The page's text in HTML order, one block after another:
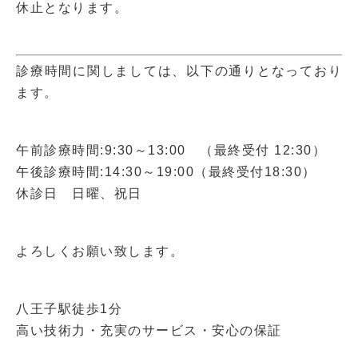
休止となります。
診療時間に関しましては、以下の通りとなっており
ます。
午前診療時間:9:30～13:00 （最終受付 12:30）
午後診療時間:14:30～19:00（最終受付18:30）
休診日 日曜、祝日
よろしくお願い致します。
八王子駅徒歩1分
高い技術力・充実のサービス・安心の保証